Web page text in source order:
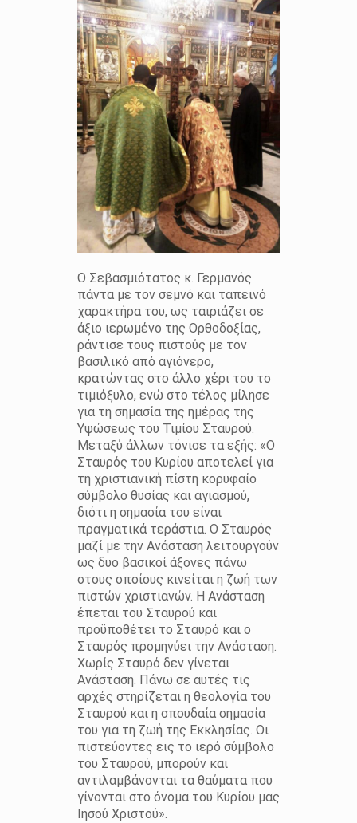
Ο Σεβασμιότατος κ. Γερμανός
πάντα με τον σεμνό και ταπεινό
χαρακτήρα του, ως ταιριάζει σε
άξιο ιερωμένο της Ορθοδοξίας,
ράντισε τους πιστούς με τον
βασιλικό από αγιόνερο,
κρατώντας στο άλλο χέρι του το
τιμιόξυλο, ενώ στο τέλος μίλησε
για τη σημασία της ημέρας της
Υψώσεως του Τιμίου Σταυρού.
Μεταξύ άλλων τόνισε τα εξής: «Ο
Σταυρός του Κυρίου αποτελεί για
τη χριστιανική πίστη κορυφαίο
σύμβολο θυσίας και αγιασμού,
διότι η σημασία του είναι
πραγματικά τεράστια. Ο Σταυρός
μαζί με την Ανάσταση λειτουργούν
ως δυο βασικοί άξονες πάνω
στους οποίους κινείται η ζωή των
πιστών χριστιανών. Η Ανάσταση
έπεται του Σταυρού και
προϋποθέτει το Σταυρό και ο
Σταυρός προμηνύει την Ανάσταση.
Χωρίς Σταυρό δεν γίνεται
Ανάσταση. Πάνω σε αυτές τις
αρχές στηρίζεται η θεολογία του
Σταυρού και η σπουδαία σημασία
του για τη ζωή της Εκκλησίας. Οι
πιστεύοντες εις το ιερό σύμβολο
του Σταυρού, μπορούν και
αντιλαμβάνονται τα θαύματα που
γίνονται στο όνομα του Κυρίου μας
Ιησού Χριστού».